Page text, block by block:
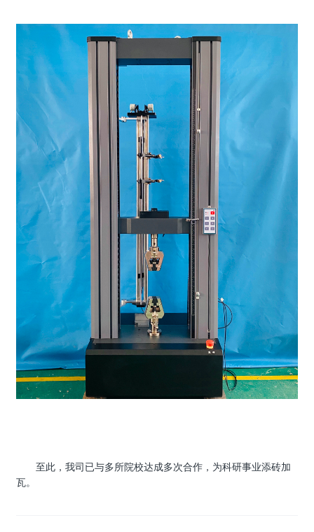
至此，我司已与多所院校达成多次合作，为科研事业添砖加
瓦。